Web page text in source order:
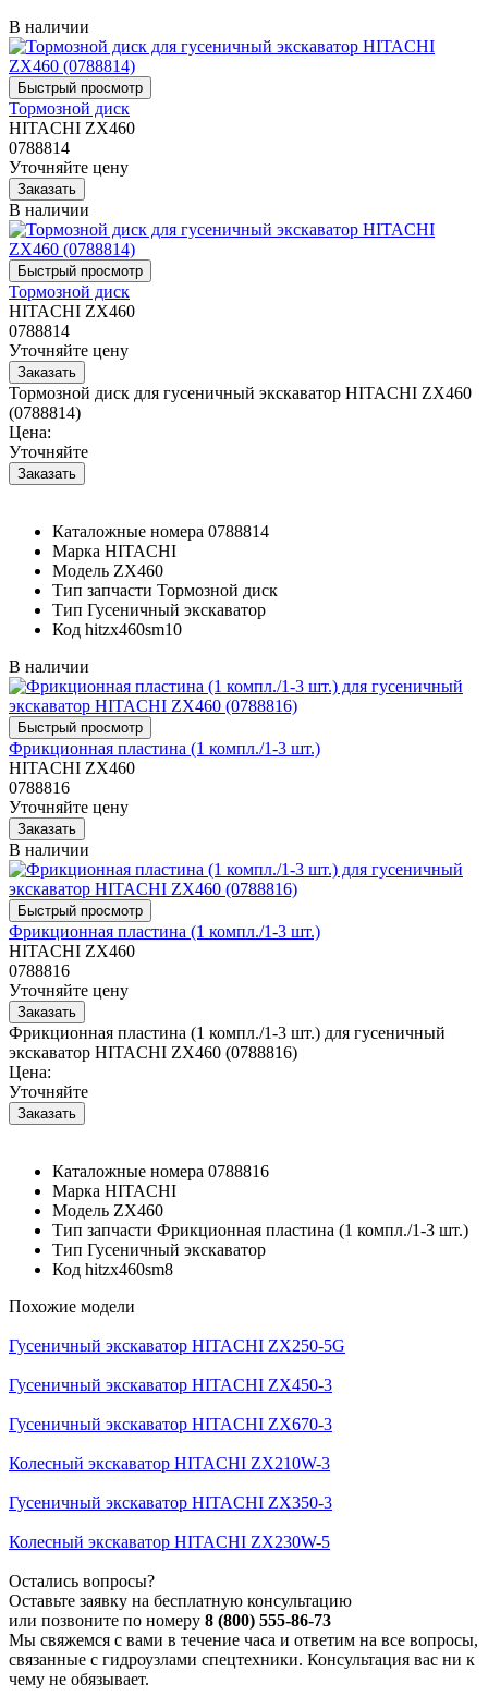
В наличии
Тормозной диск
HITACHI ZX460
0788814
Уточняйте цену
В наличии
Тормозной диск
HITACHI ZX460
0788814
Уточняйте цену
Тормозной диск для гусеничный экскаватор HITACHI ZX460
(0788814)
Цена:
Уточняйте
Каталожные номера 0788814
Марка HITACHI
Модель ZX460
Тип запчасти Тормозной диск
Тип Гусеничный экскаватор
Код hitzx460sm10
В наличии
Фрикционная пластина (1 компл./1-3 шт.)
HITACHI ZX460
0788816
Уточняйте цену
В наличии
Фрикционная пластина (1 компл./1-3 шт.)
HITACHI ZX460
0788816
Уточняйте цену
Фрикционная пластина (1 компл./1-3 шт.) для гусеничный
экскаватор HITACHI ZX460 (0788816)
Цена:
Уточняйте
Каталожные номера 0788816
Марка HITACHI
Модель ZX460
Тип запчасти Фрикционная пластина (1 компл./1-3 шт.)
Тип Гусеничный экскаватор
Код hitzx460sm8
Похожие модели
Гусеничный экскаватор HITACHI ZX250-5G
Гусеничный экскаватор HITACHI ZX450-3
Гусеничный экскаватор HITACHI ZX670-3
Колесный экскаватор HITACHI ZX210W-3
Гусеничный экскаватор HITACHI ZX350-3
Колесный экскаватор HITACHI ZX230W-5
Остались вопросы?
Оставьте заявку на бесплатную консультацию
или позвоните по номеру 8 (800) 555-86-73
Мы свяжемся с вами в течение часа и ответим на все вопросы,
связанные с гидроузлами спецтехники. Консультация вас ни к
чему не обязывает.